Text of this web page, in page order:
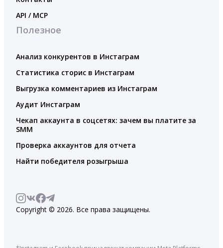
API / MCP
Полезное
Анализ конкурентов в Инстаграм
Статистика сторис в Инстаграм
Выгрузка комментариев из Инстаграм
Аудит Инстаграм
Чекап аккаунта в соцсетях: зачем вы платите за
SMM
Проверка аккаунтов для отчета
Найти победителя розыгрыша
Copyright © 2026. Все права защищены.